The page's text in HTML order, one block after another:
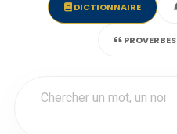
DICTIONNAIRE
PROVERBES